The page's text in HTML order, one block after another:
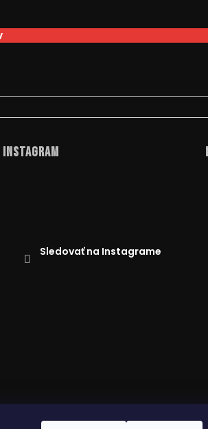
Instagram
Sledovať na Instagrame
cena na trhu Obchodné podmienky